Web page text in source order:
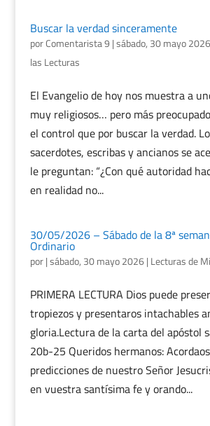
Buscar la verdad sinceramente
porComentarista 9 |sábado, 30 mayo 2026
las Lecturas
El Evangelio de hoy nos muestra a
muy religiosos… pero más
el control que por buscar la verdad.
sacerdotes, escribas y ancianos se
le preguntan: “¿Con qué autoridad
en realidad no...
30/05/2026 – Sábado de la 8ª
Ordinario
por|sábado, 30 mayo 2026| Lecturas de
PRIMERA LECTURA Dios puede
tropiezos y presentaros intachables
gloria.Lectura de la carta del apóstol
20b-25 Queridos hermanos:
predicciones de nuestro Señor
en vuestra santísima fe y orando...